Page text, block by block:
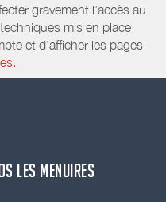
gravement l’accès au
mis en place
et d’afficher les pages
LES MENUIRES